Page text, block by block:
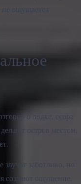
о лодке, ссора
остров местом,
заботливо, но
создают ощущение,